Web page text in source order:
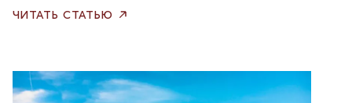
ЧИТАТЬ СТАТЬЮ